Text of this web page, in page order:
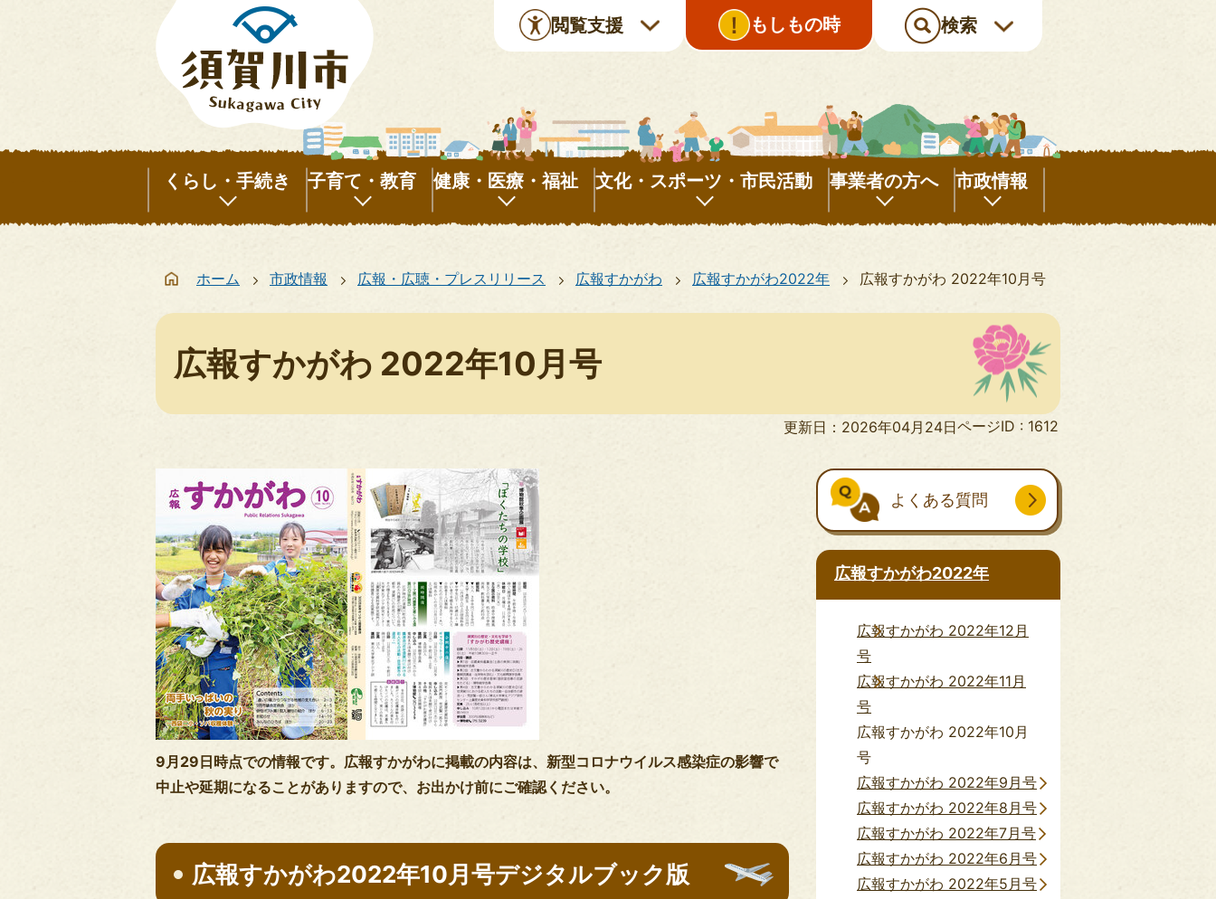
閲覧支援 もしもの時 検索
くらし・手続き
く
し・
続
子育て・教育
子
て・
健康・医療・福祉
健
医
祉
文化・スポーツ・市民活動
文
ス
ツ・
市
事業者の方へ
事
者
市政情報
市
情
ホーム 市政情報 広報・広聴・プレスリリース 広報すかがわ 広報すかがわ2022年 広報すかがわ 2022年10月号
広報すかがわ 2022年10月号
更新日：2026年04月24日ページID : 1612
9月29日時点での情報です。広報すかがわに掲載の内容は、新型コロナウイルス感染症の影響で
中止や延期になることがありますので、お出かけ前にご確認ください。
広報すかがわ2022年10月号デジタルブック版
よくある質問
広報すかがわ2022年
広報すかがわ 2022年12月
号
広報すかがわ 2022年11月
号
広報すかがわ 2022年10月
号
広報すかがわ 2022年9月号
広報すかがわ 2022年8月号
広報すかがわ 2022年7月号
広報すかがわ 2022年6月号
広報すかがわ 2022年5月号